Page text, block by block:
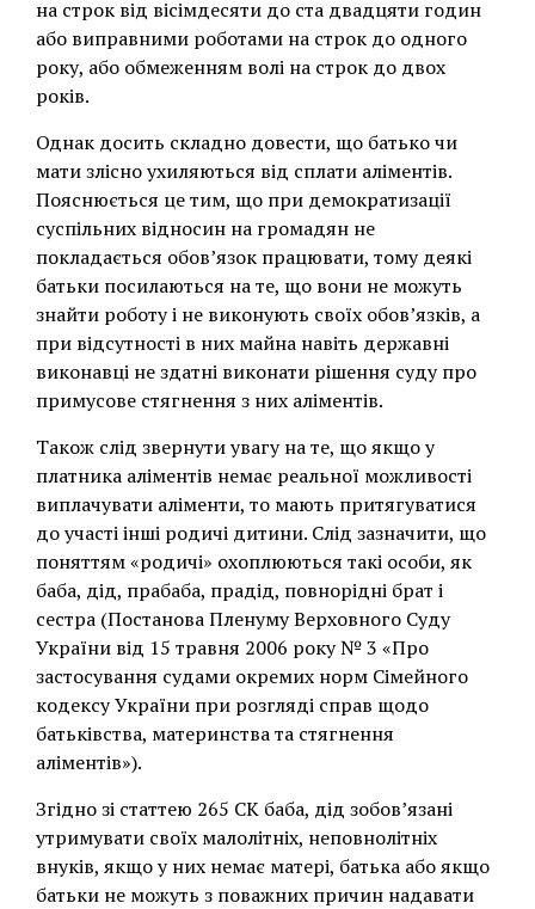
на строк від вісімдесяти до ста двадцяти годин
або виправними роботами на строк до одного
року, або обмеженням волі на строк до двох
років.
Однак досить складно довести, що батько чи
мати злісно ухиляються від сплати аліментів.
Пояснюється це тим, що при демократизації
суспільних відносин на громадян не
покладається обов’язок працювати, тому деякі
батьки посилаються на те, що вони не можуть
знайти роботу і не виконують своїх обов’язків, а
при відсутності в них майна навіть державні
виконавці не здатні виконати рішення суду про
примусове стягнення з них аліментів.
Також слід звернути увагу на те, що якщо у
платника аліментів немає реальної можливості
виплачувати аліменти, то мають притягуватися
до участі інші родичі дитини. Слід зазначити, що
поняттям «родичі» охоплюються такі особи, як
баба, дід, прабаба, прадід, повнорідні брат і
сестра (Постанова Пленуму Верховного Суду
України від 15 травня 2006 року № 3 «Про
застосування судами окремих норм Сімейного
кодексу України при розгляді справ щодо
батьківства, материнства та стягнення
аліментів»).
Згідно зі статтею 265 СК баба, дід зобов’язані
утримувати своїх малолітніх, неповнолітніх
внуків, якщо у них немає матері, батька або якщо
батьки не можуть з поважних причин надавати